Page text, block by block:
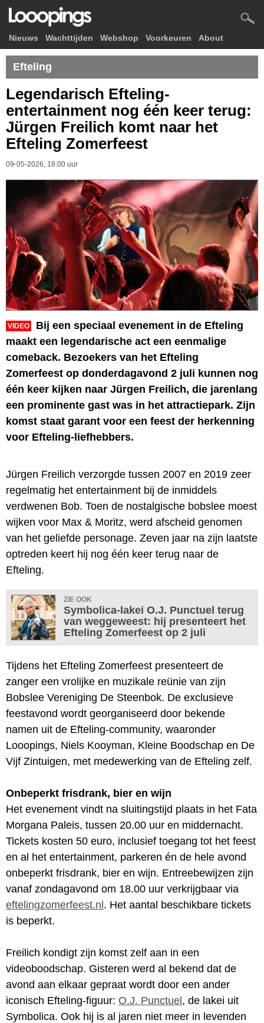
Nieuws Wachttijden Webshop Voorkeuren About
Efteling
Legendarisch Efteling-
entertainment nog één keer terug:
Jürgen Freilich komt naar het
Efteling Zomerfeest
09-05-2026, 18.00 uur
VIDEO
Bij een speciaal evenement in de Efteling
maakt een legendarische act een eenmalige
comeback. Bezoekers van het Efteling
Zomerfeest op donderdagavond 2 juli kunnen nog
één keer kijken naar Jürgen Freilich, die jarenlang
een prominente gast was in het attractiepark. Zijn
komst staat garant voor een feest der herkenning
voor Efteling-liefhebbers.
Jürgen Freilich verzorgde tussen 2007 en 2019 zeer
regelmatig het entertainment bij de inmiddels
verdwenen Bob. Toen de nostalgische bobslee moest
wijken voor Max & Moritz, werd afscheid genomen
van het geliefde personage. Zeven jaar na zijn laatste
optreden keert hij nog één keer terug naar de
Efteling.
ZIE OOK
Symbolica-lakei O.J. Punctuel terug
van weggeweest: hij presenteert het
Efteling Zomerfeest op 2 juli
Tijdens het Efteling Zomerfeest presenteert de
zanger een vrolijke en muzikale reünie van zijn
Bobslee Vereniging De Steenbok. De exclusieve
feestavond wordt georganiseerd door bekende
namen uit de Efteling-community, waaronder
Looopings, Niels Kooyman, Kleine Boodschap en De
Vijf Zintuigen, met medewerking van de Efteling zelf.
Onbeperkt frisdrank, bier en wijn
Het evenement vindt na sluitingstijd plaats in het Fata
Morgana Paleis, tussen 20.00 uur en middernacht.
Tickets kosten 50 euro, inclusief toegang tot het feest
en al het entertainment, parkeren én de hele avond
onbeperkt frisdrank, bier en wijn. Entreebewijzen zijn
vanaf zondagavond om 18.00 uur verkrijgbaar via
eftelingzomerfeest.nl. Het aantal beschikbare tickets
is beperkt.
Freilich kondigt zijn komst zelf aan in een
videoboodschap. Gisteren werd al bekend dat de
avond aan elkaar gepraat wordt door een ander
iconisch Efteling-figuur: O.J. Punctuel, de lakei uit
Symbolica. Ook hij is al jaren niet meer in levenden